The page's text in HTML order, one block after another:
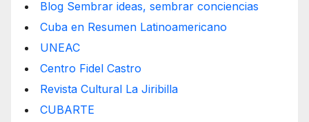
Blog Sembrar ideas, sembrar conciencias
Cuba en Resumen Latinoamericano
UNEAC
Centro Fidel Castro
Revista Cultural La Jiribilla
CUBARTE